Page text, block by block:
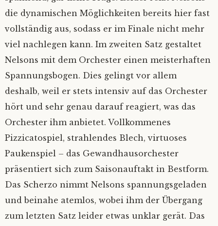
die dynamischen Möglichkeiten bereits hier fast
vollständig aus, sodass er im Finale nicht mehr
viel nachlegen kann. Im zweiten Satz gestaltet
Nelsons mit dem Orchester einen meisterhaften
Spannungsbogen. Dies gelingt vor allem
deshalb, weil er stets intensiv auf das Orchester
hört und sehr genau darauf reagiert, was das
Orchester ihm anbietet. Vollkommenes
Pizzicatospiel, strahlendes Blech, virtuoses
Paukenspiel – das Gewandhausorchester
präsentiert sich zum Saisonauftakt in Bestform.
Das Scherzo nimmt Nelsons spannungsgeladen
und beinahe atemlos, wobei ihm der Übergang
zum letzten Satz leider etwas unklar gerät. Das